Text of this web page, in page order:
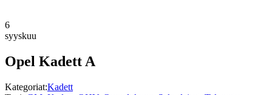
6
syyskuu
Opel Kadett A
Kategoriat:Kadett